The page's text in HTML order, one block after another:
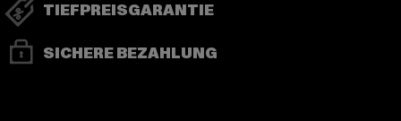
TIEFPREISGARANTIE
SICHERE BEZAHLUNG